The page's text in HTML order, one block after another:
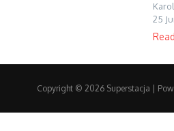
25
Copyright © 2026 Superstacja |